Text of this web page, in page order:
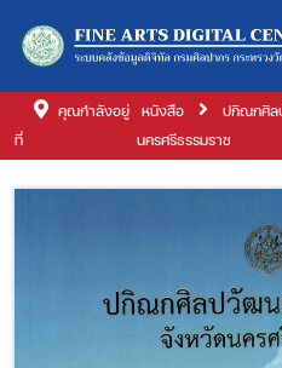
คุณกำลังอยู่
ที่
หนังสือ
ปกิณกศิล
นครศรีธรรมราช